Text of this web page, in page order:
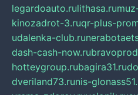
legardoauto.rulithasa.ru
kinozadrot-3.ruqr-plus-
udalenka-club.ru
dash-cash-now.ru
hotteygroup.rubagira31.ru
dveriland73.runis-